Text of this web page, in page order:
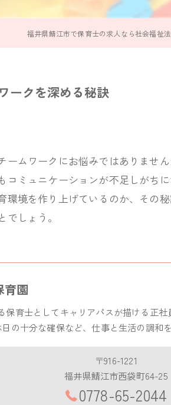
福井県鯖江市で保育士の求人なら社会福祉
ークを深める秘訣
ムワークにお悩みではありませ
ミュニケーションが不足しがち
環境を作り上げているのか、その
しょう。
育園
保育士としてキャリアパスが描ける正
の十分な確保など、仕事と生活の調和
〒916-1221
福井県鯖江市西袋町64-25
0778-65-2044